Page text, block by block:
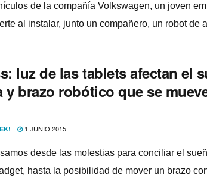
de la compañí­a Volkswagen, un joven
al instalar, junto un compañero, un robot de
luz de las tablets afectan el
y brazo robótico que se
1 JUNIO 2015
desde las molestias para conciliar el
hasta la posibilidad de mover un brazo